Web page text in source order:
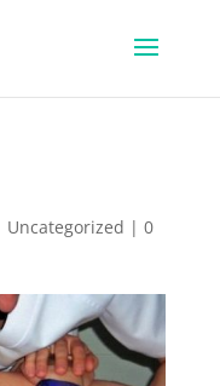
Uncategorized | 0